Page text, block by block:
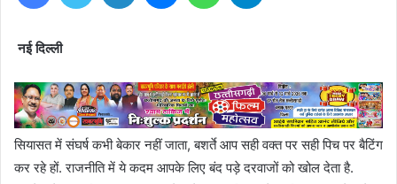
नई दिल्ली
सियासत में संघर्ष कभी बेकार नहीं जाता, बशर्ते आप सही वक्त पर सही पिच पर बैटिंग
कर रहे हों. राजनीति में ये कदम आपके लिए बंद पड़े दरवाजों को खोल देता है.